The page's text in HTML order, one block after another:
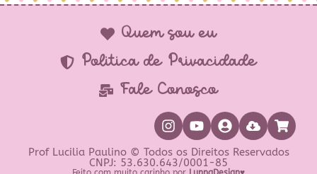
Quem sou eu
Política de Privacidade
Fale Conosco
Prof Lucilia Paulino © Todos os Direitos Reservados
CNPJ: 53.630.643/0001-85